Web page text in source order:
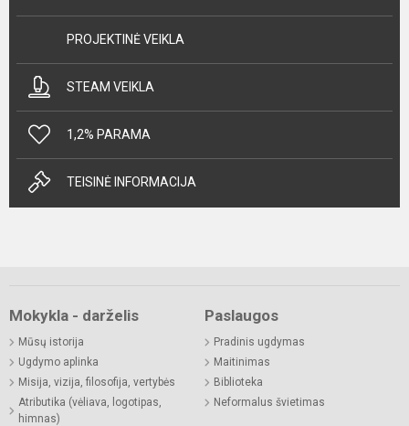
PROJEKTINĖ VEIKLA
STEAM VEIKLA
1,2% PARAMA
TEISINĖ INFORMACIJA
Mokykla - darželis
Mūsų istorija
Ugdymo aplinka
Misija, vizija, filosofija, vertybės
Atributika (vėliava, logotipas,
himnas)
Paslaugos
Pradinis ugdymas
Maitinimas
Biblioteka
Neformalus švietimas